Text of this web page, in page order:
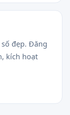
đẹp. Đăng
kích hoạt